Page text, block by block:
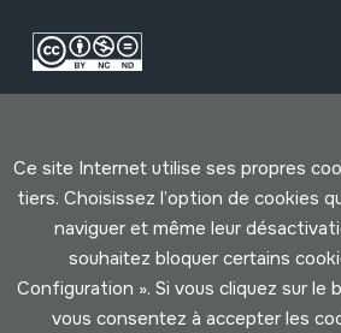
Conditions d'Utilisation
Cookies politique
Ce site Internet utilise ses propres
tiers. Choisissez l’option de cookies
naviguer et même leur
souhaitez bloquer certains
Configuration ». Si vous cliquez sur le
vous consentez à accepter les